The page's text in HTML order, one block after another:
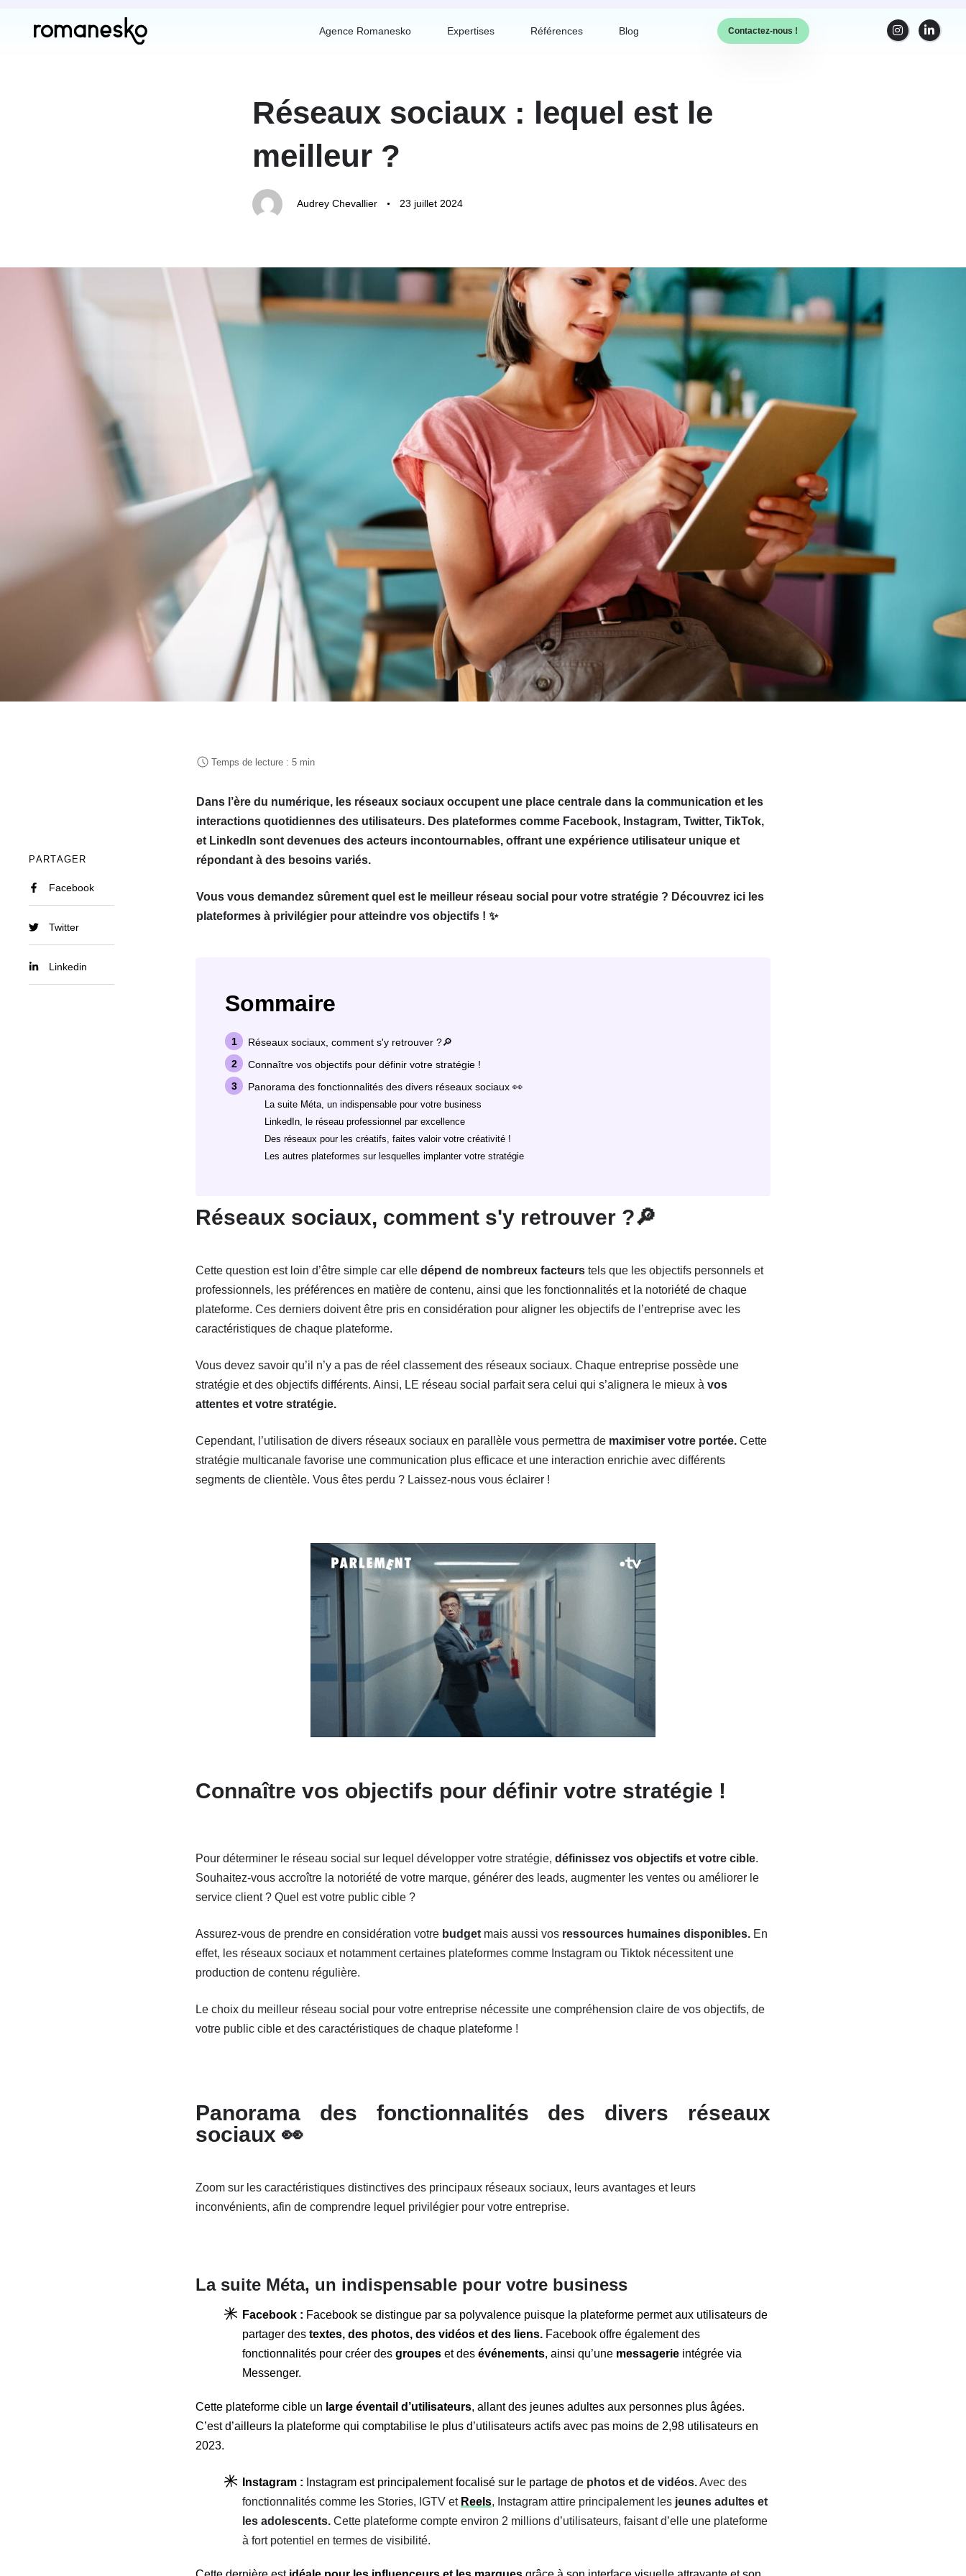
Agence Romanesko Expertises Références Blog Contactez-nous !
Réseaux sociaux : lequel est le
meilleur ?
Audrey Chevallier 23 juillet 2024
PARTAGER
Facebook
Twitter
Linkedin
Dans l’ère du numérique, les réseaux sociaux occupent une place centrale dans la communication et les
interactions quotidiennes des utilisateurs. Des plateformes comme Facebook, Instagram, Twitter, TikTok,
et LinkedIn sont devenues des acteurs incontournables, offrant une expérience utilisateur unique et
répondant à des besoins variés.
Vous vous demandez sûrement quel est le meilleur réseau social pour votre stratégie ? Découvrez ici les
plateformes à privilégier pour atteindre vos objectifs ! ✨
Sommaire
Réseaux sociaux, comment s'y retrouver ?🔎
Connaître vos objectifs pour définir votre stratégie !
Panorama des fonctionnalités des divers réseaux sociaux 👀
La suite Méta, un indispensable pour votre business
LinkedIn, le réseau professionnel par excellence
Des réseaux pour les créatifs, faites valoir votre créativité !
Les autres plateformes sur lesquelles implanter votre stratégie
Réseaux sociaux, comment s'y retrouver ?🔎
Cette question est loin d’être simple car elle dépend de nombreux facteurs tels que les objectifs personnels et
professionnels, les préférences en matière de contenu, ainsi que les fonctionnalités et la notoriété de chaque
plateforme. Ces derniers doivent être pris en considération pour aligner les objectifs de l’entreprise avec les
caractéristiques de chaque plateforme.
Vous devez savoir qu’il n’y a pas de réel classement des réseaux sociaux. Chaque entreprise possède une
stratégie et des objectifs différents. Ainsi, LE réseau social parfait sera celui qui s’alignera le mieux à vos
attentes et votre stratégie.
Cependant, l’utilisation de divers réseaux sociaux en parallèle vous permettra de maximiser votre portée. Cette
stratégie multicanale favorise une communication plus efficace et une interaction enrichie avec différents
segments de clientèle. Vous êtes perdu ? Laissez-nous vous éclairer !
Connaître vos objectifs pour définir votre stratégie !
Pour déterminer le réseau social sur lequel développer votre stratégie, définissez vos objectifs et votre cible.
Souhaitez-vous accroître la notoriété de votre marque, générer des leads, augmenter les ventes ou améliorer le
service client ? Quel est votre public cible ?
Assurez-vous de prendre en considération votre budgetmais aussi vos ressources humaines disponibles. En
effet, les réseaux sociaux et notamment certaines plateformes comme Instagram ou Tiktok nécessitent une
production de contenu régulière.
Le choix du meilleur réseau social pour votre entreprise nécessite une compréhension claire de vos objectifs, de
votre public cible et des caractéristiques de chaque plateforme !
Panorama des fonctionnalités des divers réseaux
sociaux 👀
Zoom sur les caractéristiques distinctives des principaux réseaux sociaux, leurs avantages et leurs
inconvénients, afin de comprendre lequel privilégier pour votre entreprise.
La suite Méta, un indispensable pour votre business
Facebook : Facebook se distingue par sa polyvalence puisque la plateforme permet aux utilisateurs de
partager des textes, des photos, des vidéos et des liens. Facebook offre également des
fonctionnalités pour créer des groupes et des événements, ainsi qu’une messagerie intégrée via
Messenger.
Cette plateforme cible un large éventail d’utilisateurs, allant des jeunes adultes aux personnes plus âgées.
C’est d’ailleurs la plateforme qui comptabilise le plus d’utilisateurs actifs avec pas moins de 2,98 utilisateurs en
2023.
Instagram : Instagram est principalement focalisé sur le partage de photos et de vidéos.Avec des
fonctionnalités comme les Stories, IGTV et Reels, Instagram attire principalement les jeunes adultes et
les adolescents. Cette plateforme compte environ 2 millions d’utilisateurs, faisant d’elle une plateforme
à fort potentiel en termes de visibilité.